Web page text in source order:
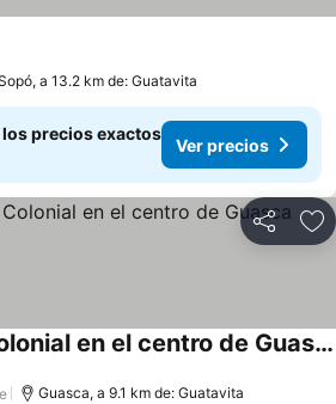
a 13.2 km de: Guatavita
precios exactos
Ver precios
Compartir
Hermosa Casa Colonial en el centro de Guasca
Guasca, a 9.1 km de: Guatavita